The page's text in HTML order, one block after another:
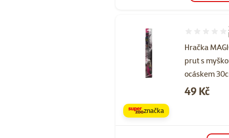
Hračka
prut s
ocáskem
Hodnocení
Cena
49 Kč
značka